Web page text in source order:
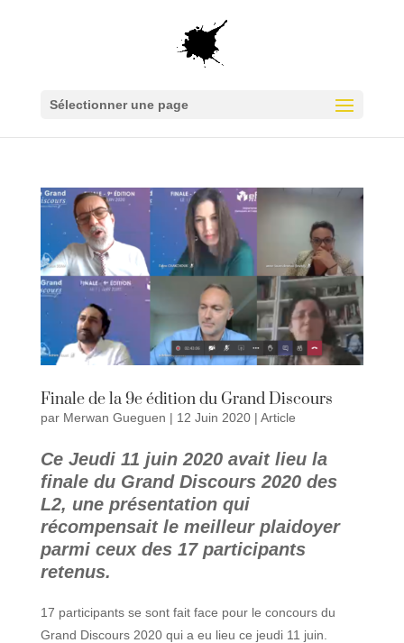
Sélectionner une page
Finale de la 9e édition du Grand Discours
par Merwan Gueguen | 12 Juin 2020| Article
Ce Jeudi 11 juin 2020 avait lieu la
finale du Grand Discours 2020 des
L2, une présentation qui
récompensait le meilleur plaidoyer
parmi ceux des 17 participants
retenus.
17 participants se sont fait face pour le concours du
Grand Discours 2020 qui a eu lieu ce jeudi 11 juin.